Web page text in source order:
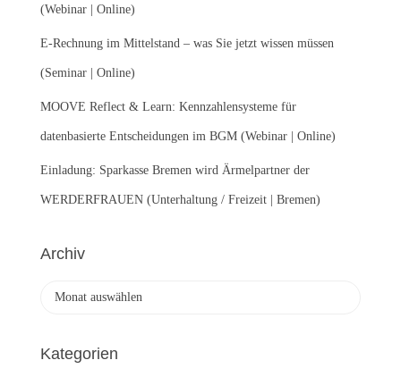
:(Webinar | Online)
E-Rechnung im Mittelstand – was Sie jetzt wissen müssen
(Seminar | Online)
MOOVE Reflect & Learn: Kennzahlensysteme für
datenbasierte Entscheidungen im BGM (Webinar | Online)
Einladung: Sparkasse Bremen wird Ärmelpartner der
WERDERFRAUEN (Unterhaltung / Freizeit | Bremen)
Archiv
h
Kategorien